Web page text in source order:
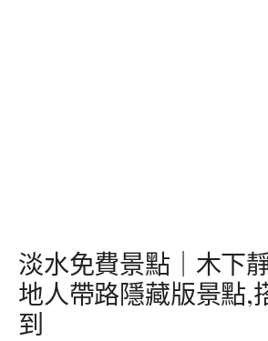
淡水免費景點｜木下
地人帶路隱藏版景點,
到